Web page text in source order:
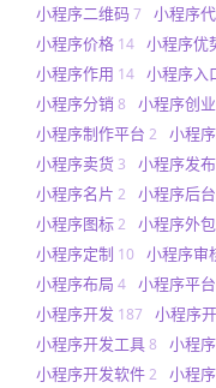
小程序二维码7 小程序
小程序价格 14 小程序优
小程序作用 14 小程序入
小程序分销 8 小程序创业
小程序制作平台 2 小程
小程序卖货 3 小程序发布
小程序名片 2 小程序后台
小程序图标2 小程序外包
小程序定制 10 小程序审
小程序布局 4 小程序平台
小程序开发 187 小程序
小程序开发工具8 小程
小程序开发软件2 小程